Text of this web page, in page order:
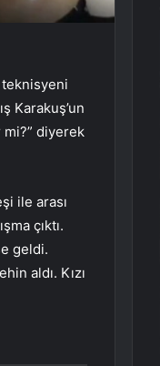
teknisyeni
Karakuş’un
diyerek
ile arası
çıktı.
geldi.
aldı. Kızı